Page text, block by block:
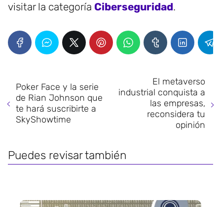
visitar la categoría Ciberseguridad.
Poker Face y la serie
de Rian Johnson que
te hará suscribirte a
SkyShowtime
El metaverso
industrial conquista a
las empresas,
reconsidera tu
opinión
Puedes revisar también